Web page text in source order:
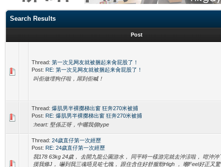
Search Results
Post
Thread: 第一次见网友就被捆起来肏屁股了！
Post: RE: 第一次见网友就被捆起来肏屁股了！
叫佢做埋狗仔啦，屌到佢喊！
Thread: 爆肌男半裸擲梯出窗 狂奔270米被捕
Post: RE: 爆肌男半裸擲梯出窗 狂奔270米被捕
:heart: 堅係正呀，中曬我個type
Thread: 24歲直仔第一次經歷
Post: RE: 24歲直仔第一次經歷
我178 63kg 24歲， 去開九龍公園游水， 同平時一樣游完就去沖涼啦， 咁沖沖
摸我條J， 嚇到我三魂唔見咗七魄， 跟住含住好舒服勁High ， 嗰Feel好正又